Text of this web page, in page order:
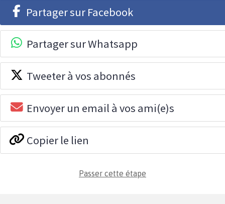
Partager sur Facebook
Partager sur Whatsapp
Tweeter à vos abonnés
Envoyer un email à vos ami(e)s
Copier le lien
Passer cette étape